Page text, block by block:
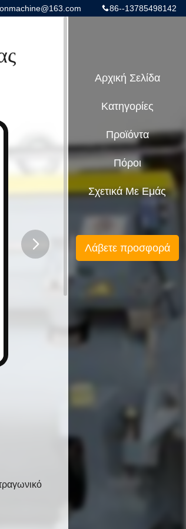
86--13785498142
Αρχική Σελίδα
Κατηγορίες
Προϊόντα
Πόροι
Σχετικά Με Εμάς
Λάβετε προσφορά